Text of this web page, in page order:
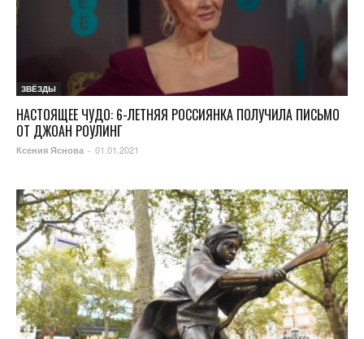
ЗВЁЗДЫ
НАСТОЯЩЕЕ ЧУДО: 6-ЛЕТНЯЯ РОССИЯНКА ПОЛУЧИЛА ПИСЬМО
ОТ ДЖОАН РОУЛИНГ
Ксения Яснова - 01.01.2021